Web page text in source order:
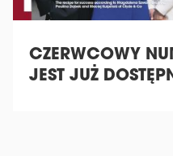
CZERWCOWY
JEST JUŻ